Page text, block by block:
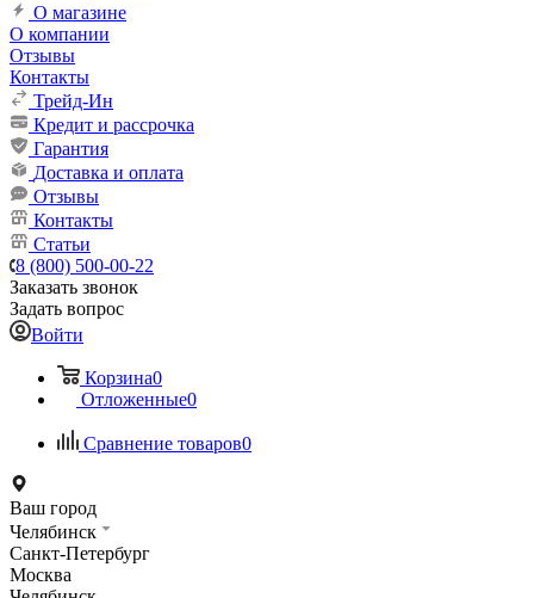
О магазине
О компании
Отзывы
Контакты
Трейд-Ин
Кредит и рассрочка
Гарантия
Доставка и оплата
Отзывы
Контакты
Статьи
8 (800) 500-00-22
Заказать звонок
Задать вопрос
Войти
Корзина0
Отложенные0
Сравнение товаров0
Ваш город
Челябинск
Санкт-Петербург
Москва